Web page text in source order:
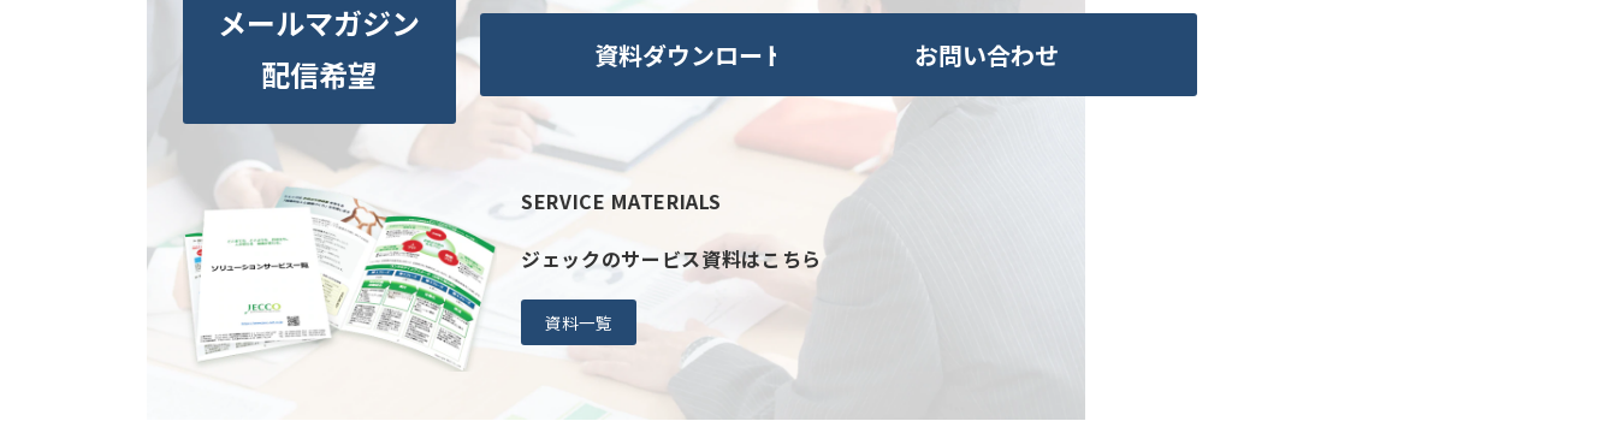
メールマガジン
配信希望
資料ダウンロード お問い合わせ
SERVICE MATERIALS
ジェックのサービス資料はこちら
資料一覧